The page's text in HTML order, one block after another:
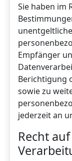
Sie haben im
Empfänger
Berichtigung
sowie zu
jederzeit an
Recht